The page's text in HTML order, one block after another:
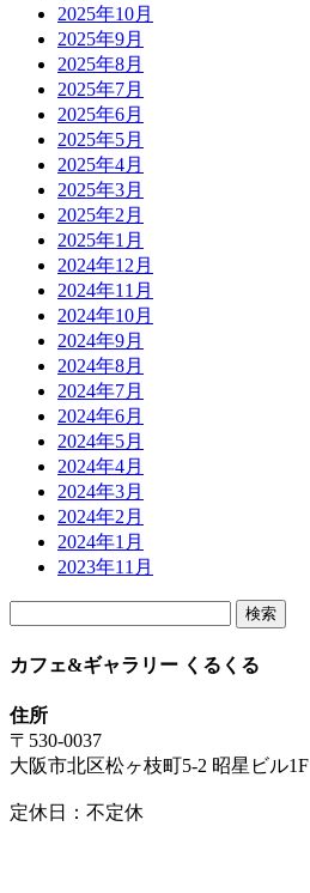
2025年10月
2025年9月
2025年8月
2025年7月
2025年6月
2025年5月
2025年4月
2025年3月
2025年2月
2025年1月
2024年12月
2024年11月
2024年10月
2024年9月
2024年8月
2024年7月
2024年6月
2024年5月
2024年4月
2024年3月
2024年2月
2024年1月
2023年11月
カフェ&ギャラリー くるくる
住所
〒530-0037
大阪市北区松ヶ枝町5-2 昭星ビル1F
定休日：不定休